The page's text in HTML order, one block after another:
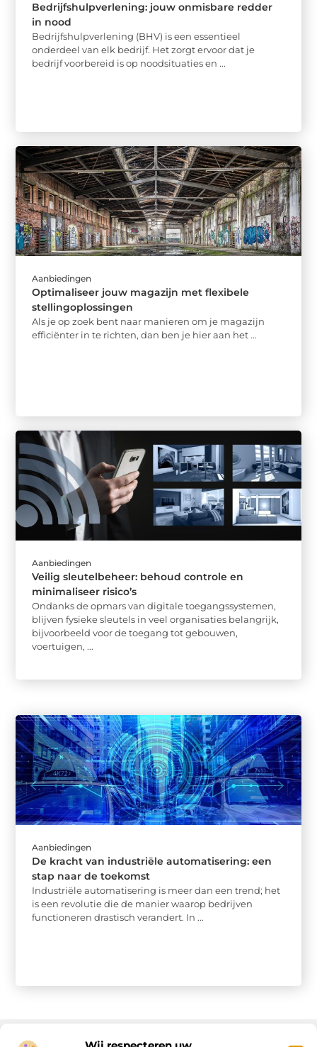
Bedrijfshulpverlening: jouw onmisbare redder
in nood
Bedrijfshulpverlening (BHV) is een essentieel
onderdeel van elk bedrijf. Het zorgt ervoor dat je
bedrijf voorbereid is op noodsituaties en ...
Aanbiedingen
Optimaliseer jouw magazijn met flexibele
stellingoplossingen
Als je op zoek bent naar manieren om je magazijn
efficiënter in te richten, dan ben je hier aan het ...
Aanbiedingen
Veilig sleutelbeheer: behoud controle en
minimaliseer risico’s
Ondanks de opmars van digitale toegangssystemen,
blijven fysieke sleutels in veel organisaties belangrijk,
bijvoorbeeld voor de toegang tot gebouwen,
voertuigen, ...
Aanbiedingen
De kracht van industriële automatisering: een
stap naar de toekomst
Industriële automatisering is meer dan een trend; het
is een revolutie die de manier waarop bedrijven
functioneren drastisch verandert. In ...